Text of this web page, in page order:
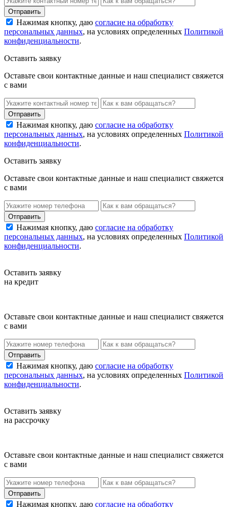
Нажимая кнопку, даю согласие на обработку
персональных данных, на условиях определенных Политикой
конфиденциальности.
Оставить заявку
Оставьте свои контактные данные и наш специалист свяжется
с вами
Нажимая кнопку, даю согласие на обработку
персональных данных, на условиях определенных Политикой
конфиденциальности.
Оставить заявку
Оставьте свои контактные данные и наш специалист свяжется
с вами
Нажимая кнопку, даю согласие на обработку
персональных данных, на условиях определенных Политикой
конфиденциальности.
Оставить заявку
на кредит
Оставьте свои контактные данные и наш специалист свяжется
с вами
Нажимая кнопку, даю согласие на обработку
персональных данных, на условиях определенных Политикой
конфиденциальности.
Оставить заявку
на рассрочку
Оставьте свои контактные данные и наш специалист свяжется
с вами
Нажимая кнопку, даю согласие на обработку